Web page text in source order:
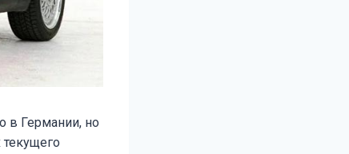
в Германии, но